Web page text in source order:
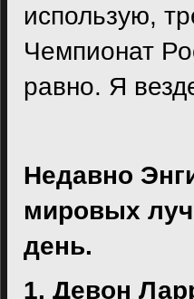
использую,
Чемпионат
равно. Я
Недавно
мировых
день.
1. Девон